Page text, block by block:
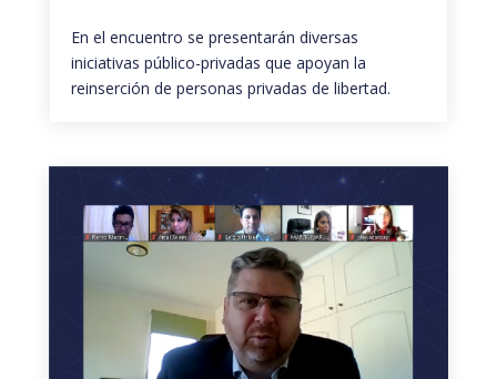
En el encuentro se presentarán diversas
iniciativas público-privadas que apoyan la
reinserción de personas privadas de libertad.